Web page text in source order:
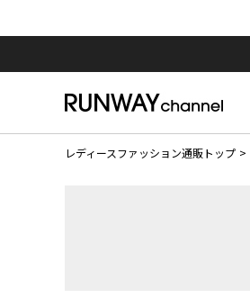
レディースファッション通販トップ